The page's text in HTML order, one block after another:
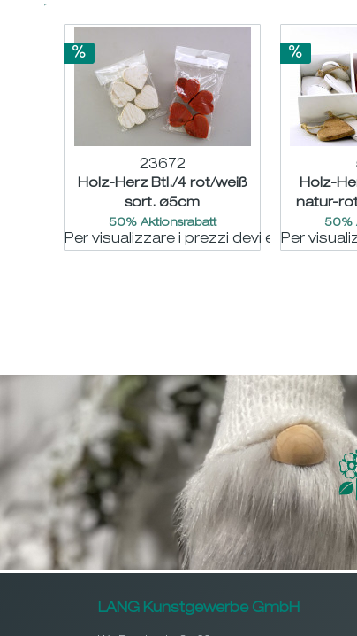
23672
Holz-Herz Btl./4 rot/weiß
sort. ø5cm
50% Aktionsrabatt
Per visualizzare i prezzi devi essere
Holz-
natur-
50%
Per
LANG Kunstgewerbe GmbH